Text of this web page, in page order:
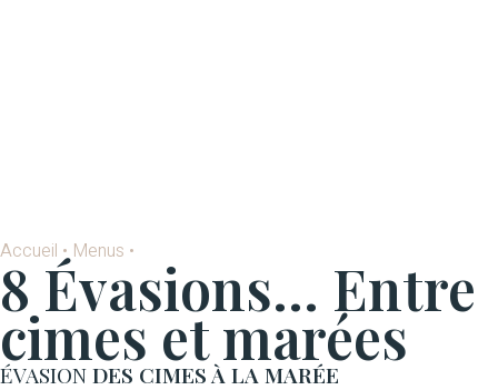
Accueil • Menus •
8 Évasions… Entre
cimes et marées
ÉVASIONDES CIMES À LA MARÉE